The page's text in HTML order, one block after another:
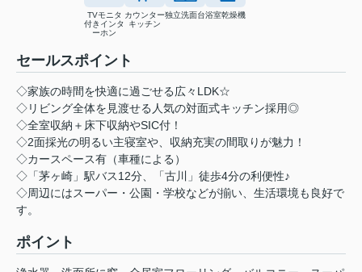
TVモニタ
付きインタ
ーホン
カウンター
キッチン
独立洗面台浴室乾燥機
セールスポイント
◇家族の時間を快適に過ごせる広々LDK☆
◇リビング全体を見渡せる人気の対面式キッチン採用◎
◇全室収納＋床下収納やSIC付！
◇2面採光の明るい主寝室や、収納充実の間取りが魅力！
◇カースペース有（車種による）
◇「茅ヶ崎」駅バス12分、「古川」徒歩4分の利便性♪
◇周辺にはスーパー・公園・学校などが揃い、生活環境も良好で
す。
ポイント